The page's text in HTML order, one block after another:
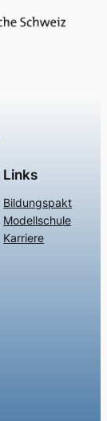
Links
Bildungspakt
Modellschule
Karriere